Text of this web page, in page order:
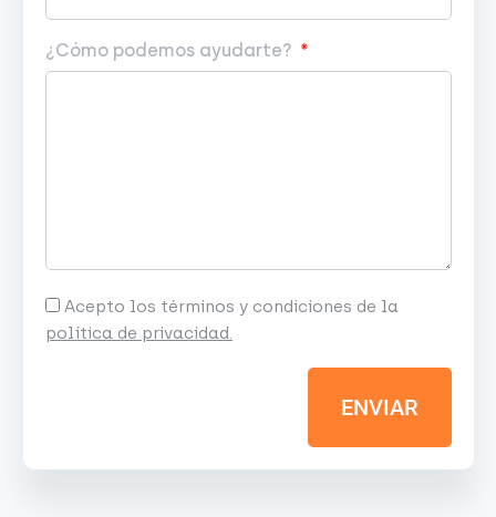
¿Cómo podemos ayudarte?
Acepto los términos y condiciones de la
política de privacidad.
ENVIAR